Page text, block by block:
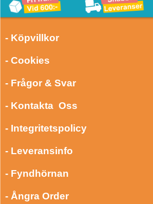
- Köpvillkor
- Cookies
- Frågor & Svar
- Kontakta Oss
- Integritetspolicy
- Leveransinfo
- Fyndhörnan
- Ångra Order